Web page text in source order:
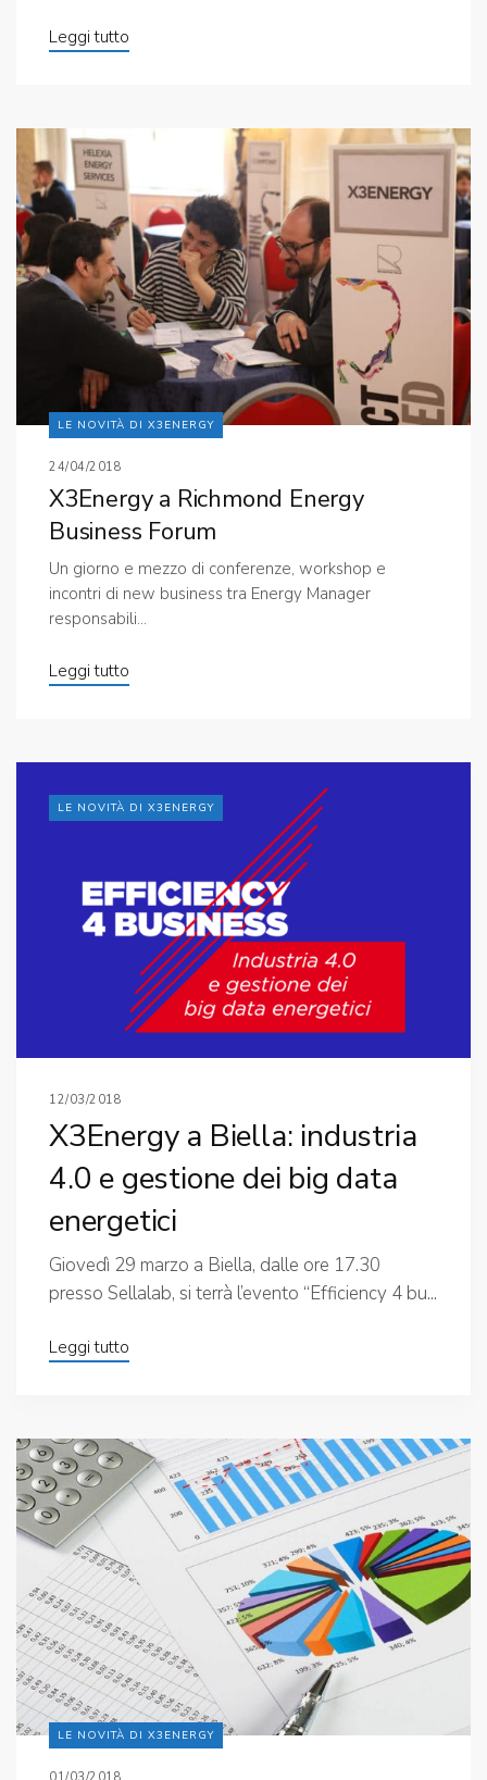
Leggi tutto
LE NOVITÀ DI X3ENERGY
24/04/2018
X3Energy a Richmond Energy
Business Forum
Un giorno e mezzo di conferenze, workshop e
incontri di new business tra Energy Manager
responsabili...
Leggi tutto
LE NOVITÀ DI X3ENERGY
12/03/2018
X3Energy a Biella: industria
4.0 e gestione dei big data
energetici
Giovedì 29 marzo a Biella, dalle ore 17.30
presso Sellalab, si terrà l’evento “Efficiency 4 bu...
Leggi tutto
LE NOVITÀ DI X3ENERGY